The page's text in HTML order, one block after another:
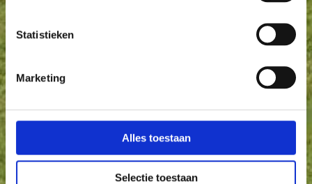
Statistieken
Marketing
Alles toestaan
Selectie toestaan